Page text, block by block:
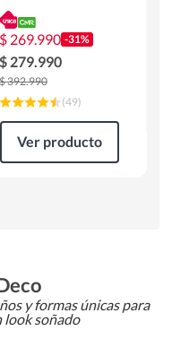
$ 269.990 -31%
$ 279.990
392.990
(49)
Ver producto
y formas únicas para
look soñado